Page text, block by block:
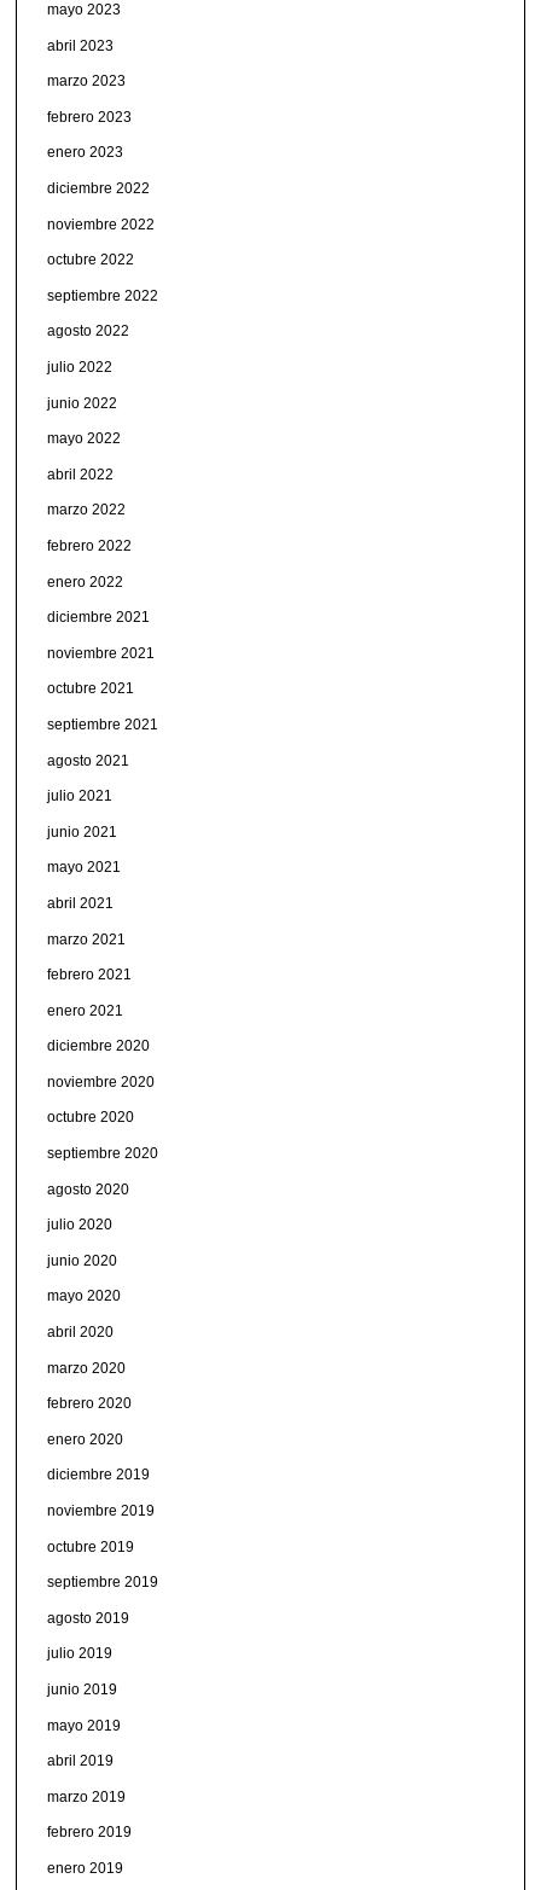
mayo 2023
abril 2023
marzo 2023
febrero 2023
enero 2023
diciembre 2022
noviembre 2022
octubre 2022
septiembre 2022
agosto 2022
julio 2022
junio 2022
mayo 2022
abril 2022
marzo 2022
febrero 2022
enero 2022
diciembre 2021
noviembre 2021
octubre 2021
septiembre 2021
agosto 2021
julio 2021
junio 2021
mayo 2021
abril 2021
marzo 2021
febrero 2021
enero 2021
diciembre 2020
noviembre 2020
octubre 2020
septiembre 2020
agosto 2020
julio 2020
junio 2020
mayo 2020
abril 2020
marzo 2020
febrero 2020
enero 2020
diciembre 2019
noviembre 2019
octubre 2019
septiembre 2019
agosto 2019
julio 2019
junio 2019
mayo 2019
abril 2019
marzo 2019
febrero 2019
enero 2019